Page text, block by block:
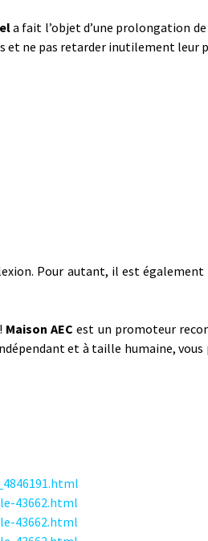
a fait l’objet d’une prolongation
et ne pas retarder inutilement leur
Pour autant, il est également
Maison AEC est un promoteur
et à taille humaine, vous
43662.html
43662.html